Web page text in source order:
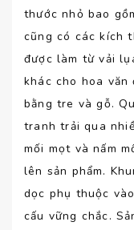
thước nhỏ bao
cũng có các kích
được làm từ vải
khác cho hoa văn
bằng tre và gỗ.
tranh trải qua
mối mọt và nấm
lên sản phẩm.
dọc phụ thuộc
cấu vững chắc.